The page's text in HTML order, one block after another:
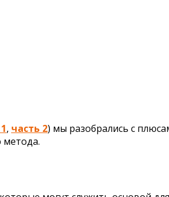
, часть 2) мы разобрались с
метода.